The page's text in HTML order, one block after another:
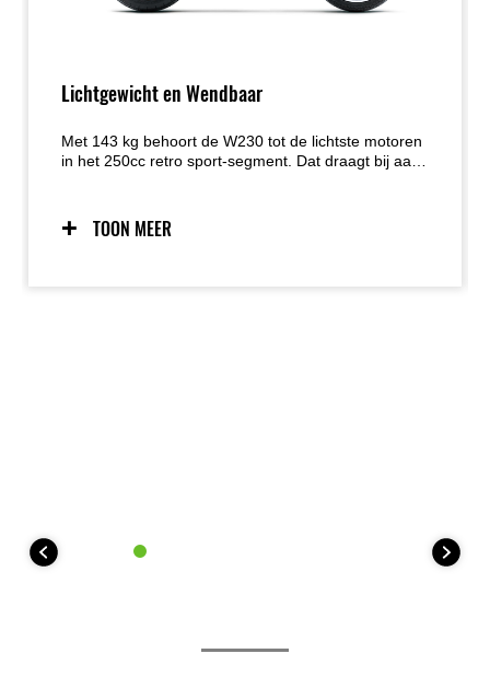
Lichtgewicht en Wendbaar
Met 143 kg behoort de W230 tot de lichtste motoren
in het 250cc retro sport-segment. Dat draagt bij aan
TOON MEER